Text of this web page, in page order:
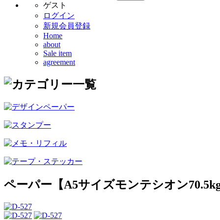
ゲスト
ログイン
新規会員登録
Home
about
Sale item
agreement
ペーパー【A5サイズモンテシオン